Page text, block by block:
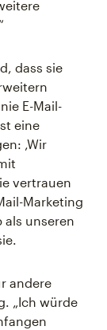
dass sie
E-Mail-
eine
‚Wir
vertrauen
Marketing
als unseren
andere
„Ich würde